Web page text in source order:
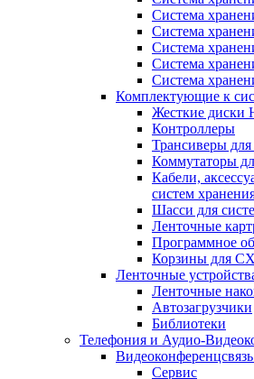
Система
Система
Система
Система
Система
Комплектующие к
Жесткие диски
Контроллеры
Трансиверы
Коммутаторы
Кабели,
систем
Шасси для
Ленточные
Программное
Корзины для
Ленточные
Ленточные
Автозагрузчики
Библиотеки
Телефония и Аудио-
Видеоконференцсвязь
Сервис